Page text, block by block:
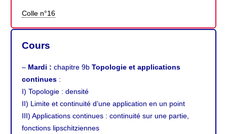
Colle n°16
Cours
– Mardi : chapitre 9b Topologie et applications
continues :
I) Topologie : densité
II) Limite et continuité d’une application en un point
III) Applications continues : continuité sur une partie,
fonctions lipschitziennes